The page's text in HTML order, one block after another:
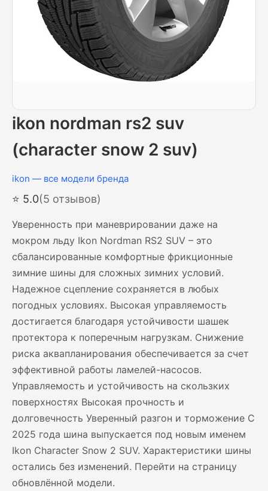
ikon nordman rs2 suv
(character snow 2 suv)
ikon — все модели бренда
⭐ 5.0(5 отзывов)
Уверенность при маневрировании даже на
мокром льду Ikon Nordman RS2 SUV – это
сбалансированные комфортные фрикционные
зимние шины для сложных зимних условий.
Надежное сцепление сохраняется в любых
погодных условиях. Высокая управляемость
достигается благодаря устойчивости шашек
протектора к поперечным нагрузкам. Снижение
риска аквапланирования обеспечивается за счет
эффективной работы ламелей-насосов.
Управляемость и устойчивость на скользких
поверхностях Высокая прочность и
долговечность Уверенный разгон и торможение C
2025 года шина выпускается под новым именем
Ikon Character Snow 2 SUV. Характеристики шины
остались без изменений. Перейти на страницу
обновлённой модели.